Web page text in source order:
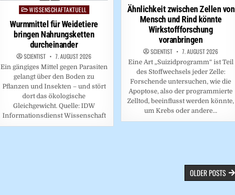
PostedWISSENSCHAFTAKTUELL
Wurmmittel für Weidetiere
bringen Nahrungsketten
durcheinander
SCIENTIST 7. AUGUST 2026
Ein gängiges Mittel gegen Parasiten
gelangt über den Boden zu
Pflanzen und Insekten – und stört
dort das ökologische
Gleichgewicht. Quelle: IDW
Informationsdienst Wissenschaft
in
Ähnlichkeit zwischen Zellen von
Mensch und Rind könnte
Wirkstoffforschung
voranbringen
SCIENTIST 7. AUGUST 2026
Eine Art „Suizidprogramm“ ist Teil
des Stoffwechsels jeder Zelle:
Forschende untersuchen, wie die
Apoptose, also der programmierte
Zelltod, beeinflusst werden könnte,
um Krebs oder andere…
OLDER POSTS